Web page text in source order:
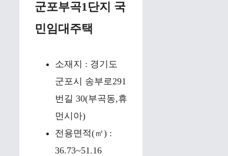
군포부곡1단지 국
민임대주택
소재지 : 경기도
군포시 송부로291
번길 30(부곡동,휴
먼시아)
전용면적(㎡) :
36.73~51.16